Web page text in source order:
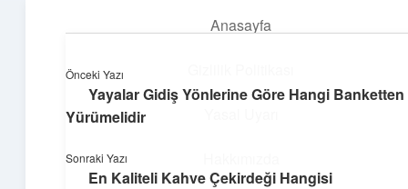
Anasayfa
Huzurlu Yaşam Tüyoları
Önceki Yazı
Yayalar Gidiş Yönlerine Göre Hangi Banketten
Yürümelidir
Sonraki Yazı
En Kaliteli Kahve Çekirdeği Hangisi